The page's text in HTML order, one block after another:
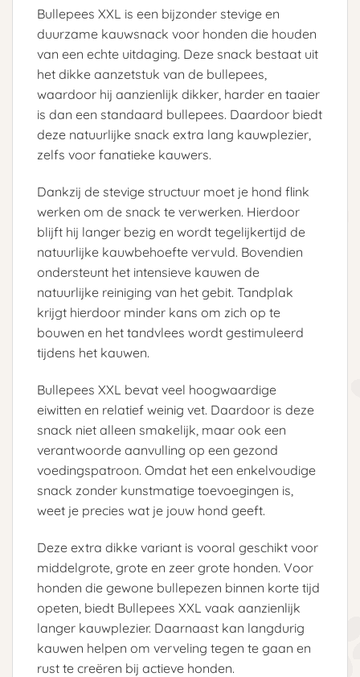
Bullepees XXL is een bijzonder stevige en
duurzame kauwsnack voor honden die houden
van een echte uitdaging. Deze snack bestaat uit
het dikke aanzetstuk van de bullepees,
waardoor hij aanzienlijk dikker, harder en taaier
is dan een standaard bullepees. Daardoor biedt
deze natuurlijke snack extra lang kauwplezier,
zelfs voor fanatieke kauwers.
Dankzij de stevige structuur moet je hond flink
werken om de snack te verwerken. Hierdoor
blijft hij langer bezig en wordt tegelijkertijd de
natuurlijke kauwbehoefte vervuld. Bovendien
ondersteunt het intensieve kauwen de
natuurlijke reiniging van het gebit. Tandplak
krijgt hierdoor minder kans om zich op te
bouwen en het tandvlees wordt gestimuleerd
tijdens het kauwen.
Bullepees XXL bevat veel hoogwaardige
eiwitten en relatief weinig vet. Daardoor is deze
snack niet alleen smakelijk, maar ook een
verantwoorde aanvulling op een gezond
voedingspatroon. Omdat het een enkelvoudige
snack zonder kunstmatige toevoegingen is,
weet je precies wat je jouw hond geeft.
Deze extra dikke variant is vooral geschikt voor
middelgrote, grote en zeer grote honden. Voor
honden die gewone bullepezen binnen korte tijd
opeten, biedt Bullepees XXL vaak aanzienlijk
langer kauwplezier. Daarnaast kan langdurig
kauwen helpen om verveling tegen te gaan en
rust te creëren bij actieve honden.